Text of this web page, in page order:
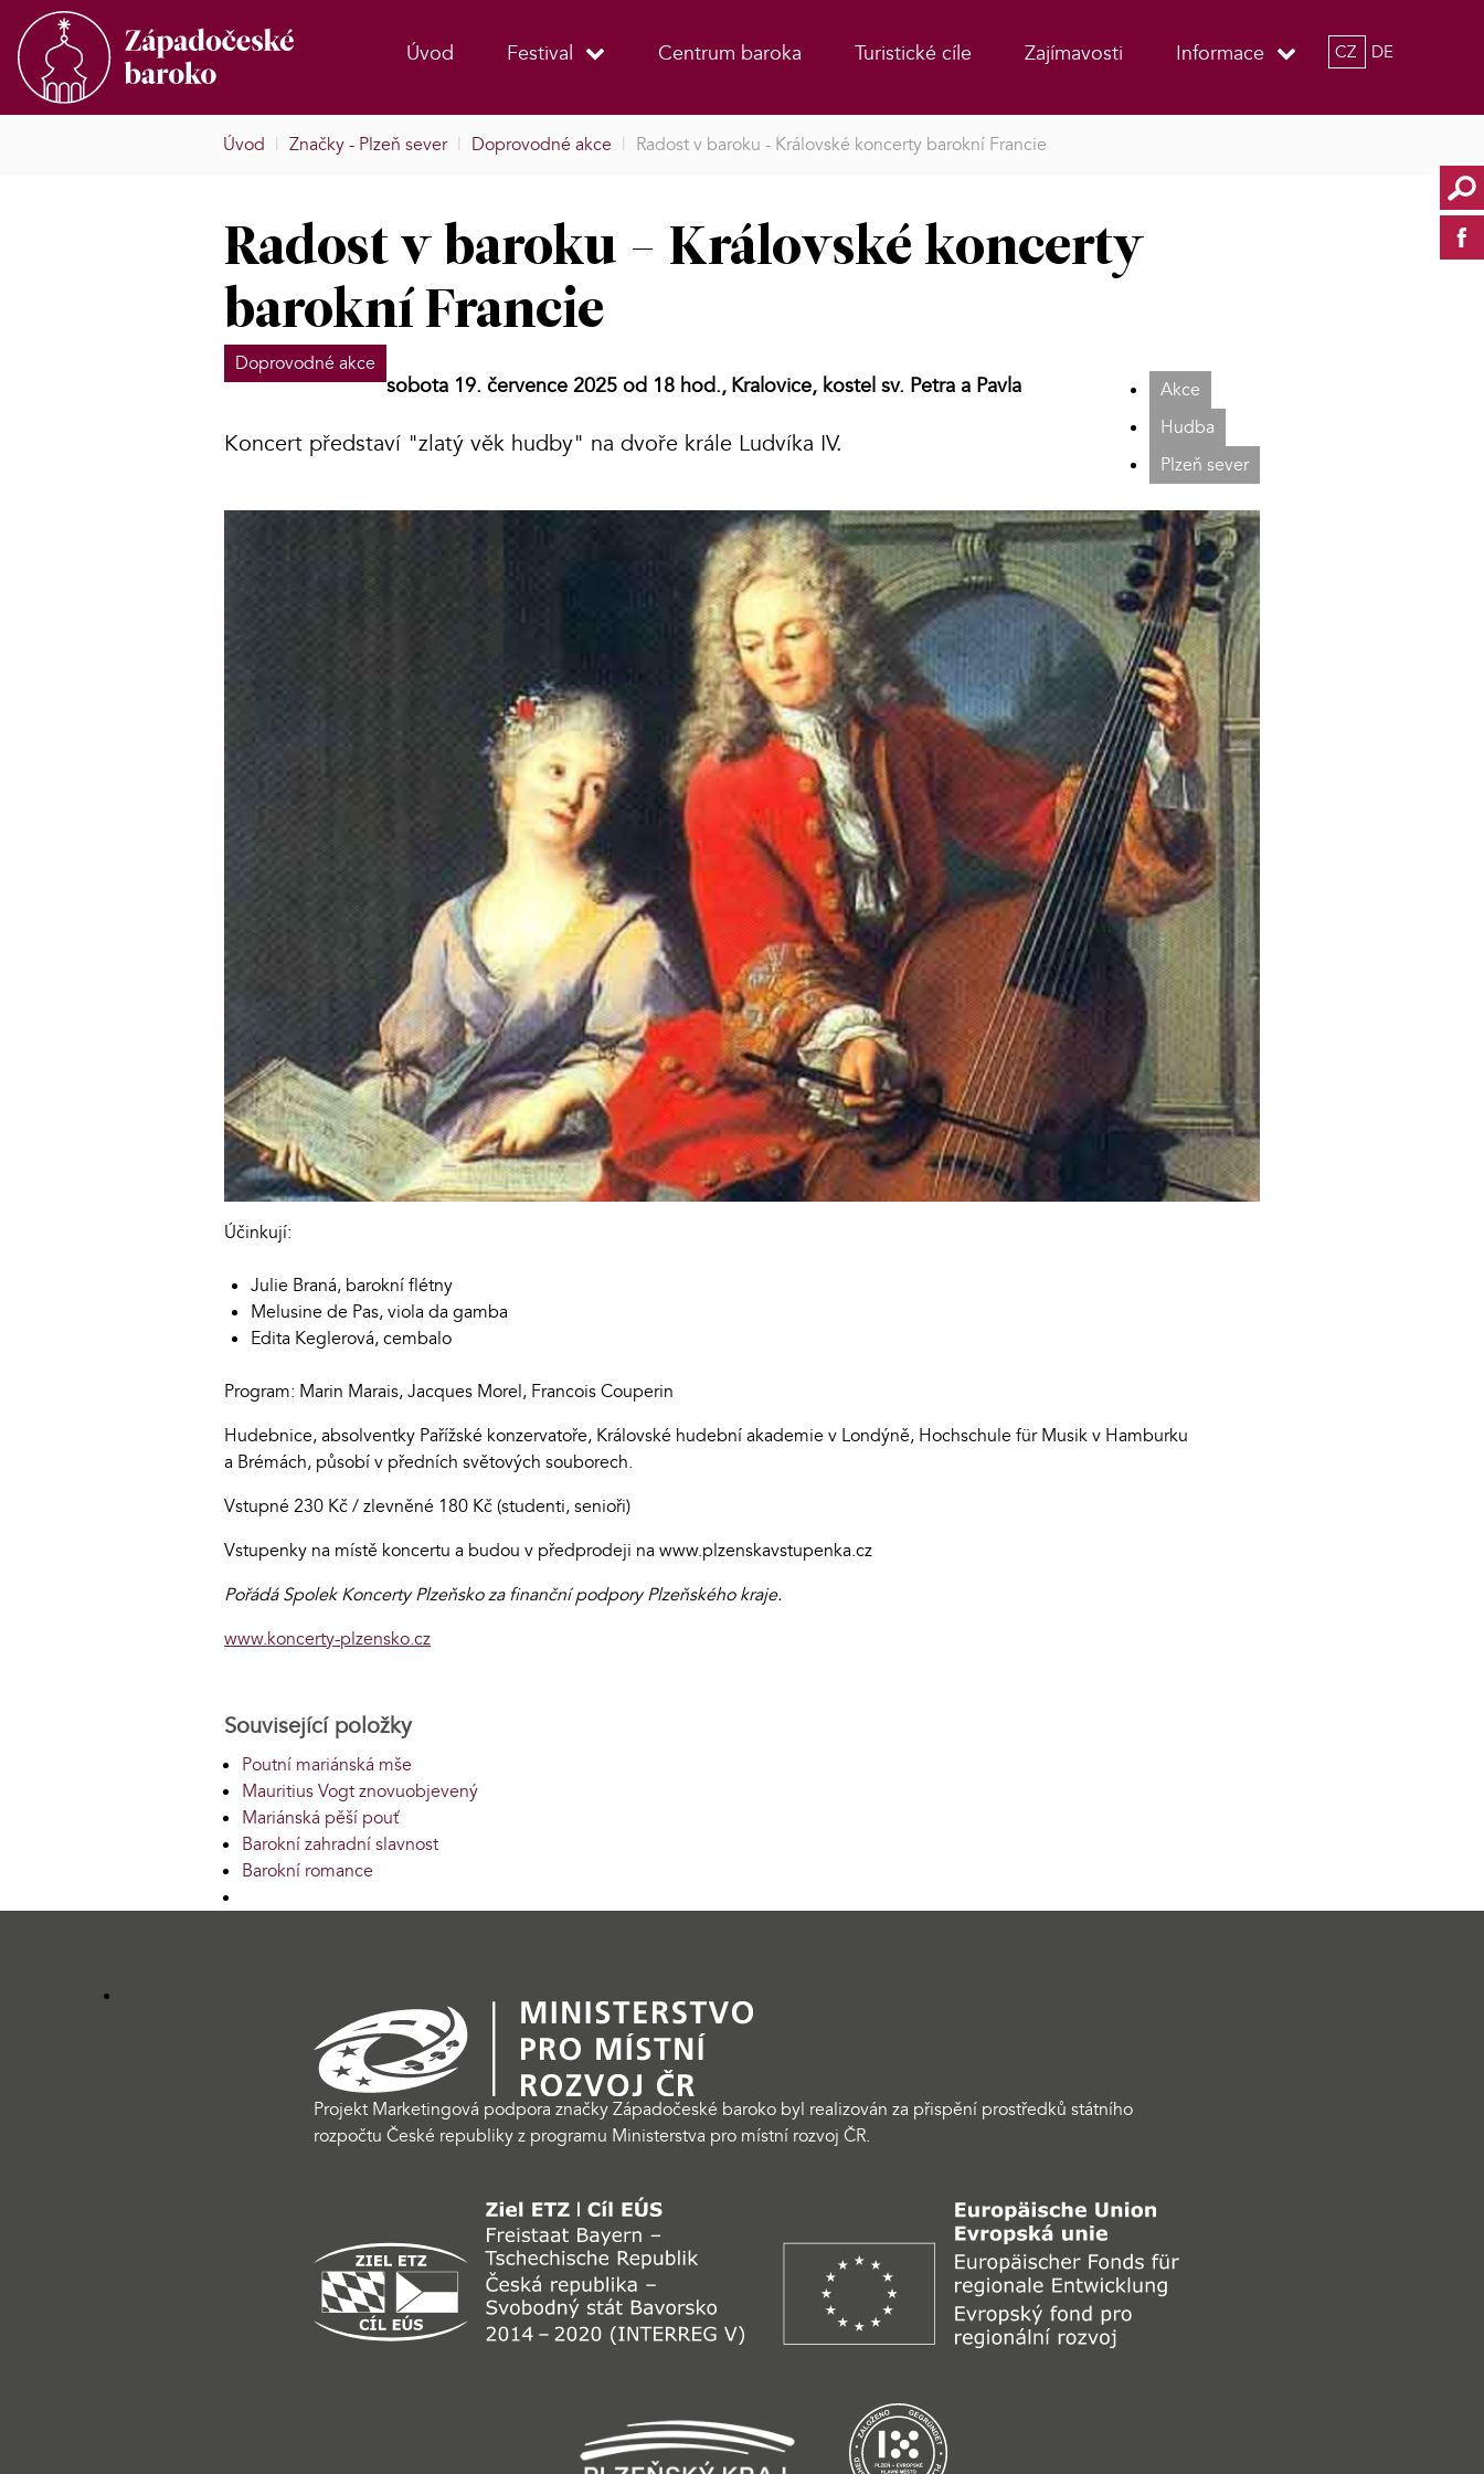
Úvod Festival Centrum baroka Turistické cíle Zajímavosti Informace CZ DE
Úvod | Značky - Plzeň sever | Doprovodné akce | Radost v baroku - Královské koncerty barokní Francie
Radost v baroku - Královské koncerty
barokní Francie
Doprovodné akce
Akce
Hudba
Plzeň sever
sobota 19. července 2025 od 18 hod., Kralovice, kostel sv. Petra a Pavla
Koncert představí "zlatý věk hudby" na dvoře krále Ludvíka IV.
Účinkují:
Julie Braná, barokní flétny
Melusine de Pas, viola da gamba
Edita Keglerová, cembalo
Program: Marin Marais, Jacques Morel, Francois Couperin
Hudebnice, absolventky Pařížské konzervatoře, Královské hudební akademie v Londýně, Hochschule für Musik v Hamburku
a Brémách, působí v předních světových souborech.
Vstupné 230 Kč / zlevněné 180 Kč (studenti, senioři)
Vstupenky na místě koncertu a budou v předprodeji na www.plzenskavstupenka.cz
Pořádá Spolek Koncerty Plzeňsko za finanční podpory Plzeňského kraje.
www.koncerty-plzensko.cz
Související položky
Poutní mariánská mše
Mauritius Vogt znovuobjevený
Mariánská pěší pouť
Barokní zahradní slavnost
Barokní romance
Projekt Marketingová podpora značky Západočeské baroko byl realizován za přispění prostředků státního
rozpočtu České republiky z programu Ministerstva pro místní rozvoj ČR.